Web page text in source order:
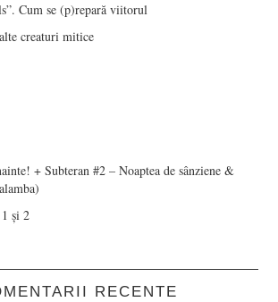
Cum se (p)repară viitorul
creaturi mitice
+ Subteran #2 – Noaptea de sânziene &
și 2
RECENTE